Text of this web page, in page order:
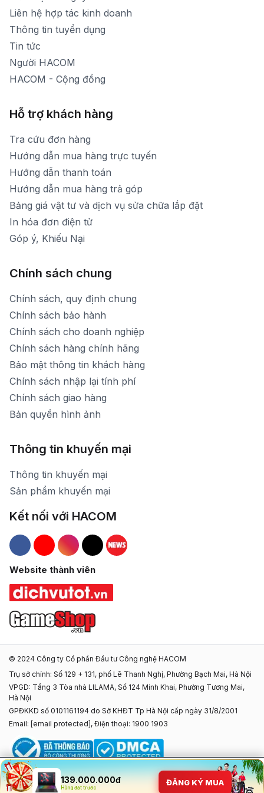
139.000.000đ
Hàng đặt trước
ĐĂNG KÝ MUA
[email protected]
Thời gian mở cửa: Từ 8h30-20h hàng ngày
Liên hệ hợp tác kinh doanh
Thông tin tuyển dụng
Tin tức
Người HACOM
HACOM - Cộng đồng
Hỗ trợ khách hàng
Tra cứu đơn hàng
Hướng dẫn mua hàng trực tuyến
Hướng dẫn thanh toán
Hướng dẫn mua hàng trả góp
Bảng giá vật tư và dịch vụ sửa chữa lắp đặt
In hóa đơn điện tử
Góp ý, Khiếu Nại
Chính sách chung
Chính sách, quy định chung
Chính sách bảo hành
Chính sách cho doanh nghiệp
Chính sách hàng chính hãng
Bảo mật thông tin khách hàng
Chính sách nhập lại tính phí
Chính sách giao hàng
Bản quyền hình ảnh
Thông tin khuyến mại
Thông tin khuyến mại
Sản phẩm khuyến mại
Kết nối với HACOM
Hacom Facebook
Hacom YouTube
Hacom Instagram
Hacom TikTok
Website thành viên
© 2024 Công ty Cổ phần Đầu tư Công nghệ HACOM
Trụ sở chính: Số 129 + 131, phố Lê Thanh Nghị, Phường Bạch Mai, Hà Nội
VPGD: Tầng 3 Tòa nhà LILAMA, Số 124 Minh Khai, Phường Tương Mai,
Hà Nội
GPĐKKD số 0101161194 do Sở KHĐT Tp Hà Nội cấp ngày 31/8/2001
Email: [email protected] , Điện thoại: 1900 1903